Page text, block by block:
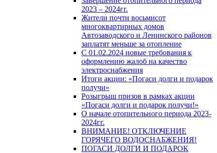
2023 – 2024гг.
Жители почти восьмисот
многоквартирных домов
Автозаводского и Ленинского районов
заплатят меньше за отопление
С 01.02.2024 новые требования к
оформлению жалоб на качество
электроснабжения
Итоги акции: «Погаси долги и подарок
получи»
Розыгрыш призов в рамках акции
«Погаси долги и подарок получи!»
О начале отопительного периода 2023-
2024гг.
ВНИМАНИЕ! ОТКЛЮЧЕНИЕ
ГОРЯЧЕГО ВОДОСНАБЖЕНИЯ!
ПОГАСИ ДОЛГИ И ПОДАРОК